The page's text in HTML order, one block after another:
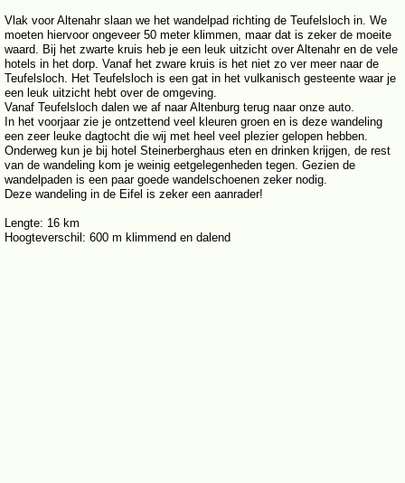
Vlak voor Altenahr slaan we het wandelpad richting de Teufelsloch in. We
moeten hiervoor ongeveer 50 meter klimmen, maar dat is zeker de moeite
waard. Bij het zwarte kruis heb je een leuk uitzicht over Altenahr en de vele
hotels in het dorp. Vanaf het zware kruis is het niet zo ver meer naar de
Teufelsloch. Het Teufelsloch is een gat in het vulkanisch gesteente waar je
een leuk uitzicht hebt over de omgeving.
Vanaf Teufelsloch dalen we af naar Altenburg terug naar onze auto.
In het voorjaar zie je ontzettend veel kleuren groen en is deze wandeling
een zeer leuke dagtocht die wij met heel veel plezier gelopen hebben.
Onderweg kun je bij hotel Steinerberghaus eten en drinken krijgen, de rest
van de wandeling kom je weinig eetgelegenheden tegen. Gezien de
wandelpaden is een paar goede wandelschoenen zeker nodig.
Deze wandeling in de Eifel is zeker een aanrader!
Lengte: 16 km
Hoogteverschil: 600 m klimmend en dalend